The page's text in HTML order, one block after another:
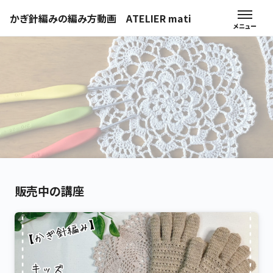
かぎ針編みの編み方動画 ATELIER mati
販売中の講座